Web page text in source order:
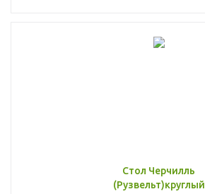
Стол Черчилль
(Рузвельт)круглый